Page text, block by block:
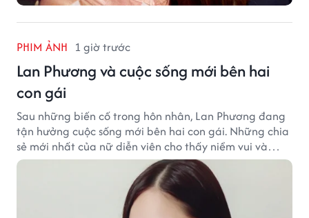
PHIM ẢNH 1 giờ trước
Lan Phương và cuộc sống mới bên hai
con gái
Sau những biến cố trong hôn nhân, Lan Phương đang
tận hưởng cuộc sống mới bên hai con gái. Những chia
sẻ mới nhất của nữ diễn viên cho thấy niềm vui và
hạnh phúc hiện tại đến từ những điều bình dị mỗi